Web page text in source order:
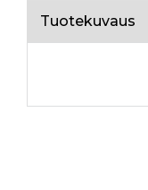
Tuotekuvaus